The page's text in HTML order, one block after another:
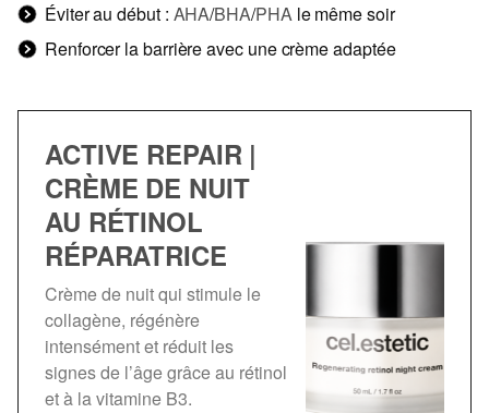
Éviter au début : AHA/BHA/PHAle même soir
Renforcer la barrière avec une crème adaptée
ACTIVE REPAIR |
CRÈME DE NUIT
AU RÉTINOL
RÉPARATRICE
Crème de nuit qui stimule le
collagène, régénère
intensément et réduit les
signes de l’âge grâce au rétinol
et à la vitamine B3.